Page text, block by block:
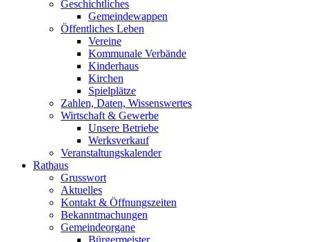
Geschichtliches
Gemeindewappen
Öffentliches Leben
Vereine
Kommunale Verbände
Kinderhaus
Kirchen
Spielplätze
Zahlen, Daten, Wissenswertes
Wirtschaft & Gewerbe
Unsere Betriebe
Werksverkauf
Veranstaltungskalender
Rathaus
Grusswort
Aktuelles
Kontakt & Öffnungszeiten
Bekanntmachungen
Gemeindeorgane
Bürgermeister